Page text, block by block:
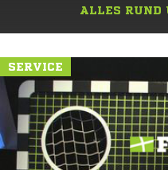
ALLES RUND
SERVICE